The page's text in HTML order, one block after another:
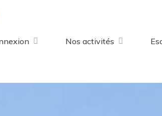
Nos activités